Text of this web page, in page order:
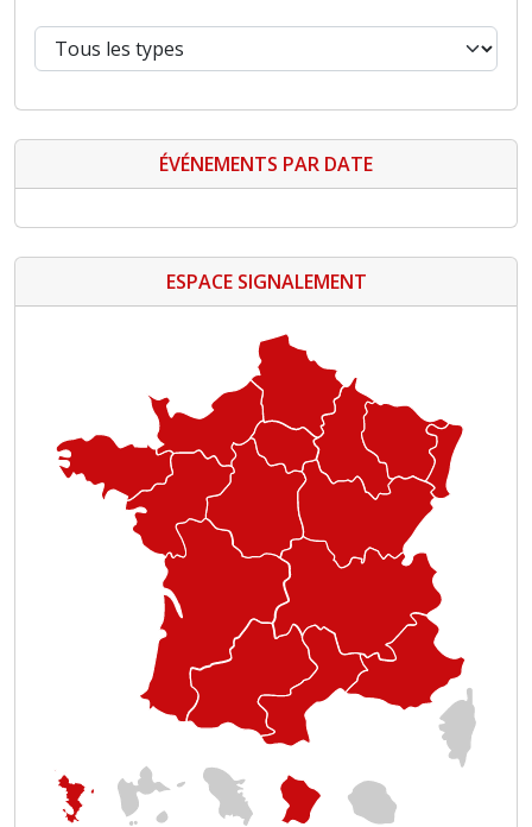
ÉVÉNEMENTS PAR DATE
ESPACE SIGNALEMENT